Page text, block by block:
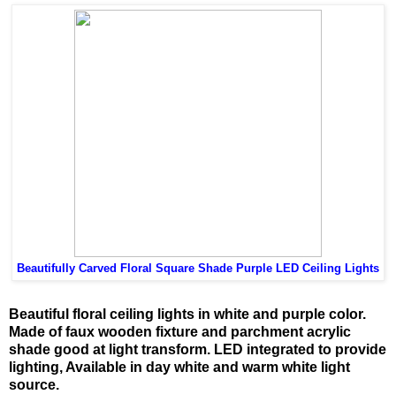
Beautifully Carved Floral Square Shade Purple LED Ceiling Lights
Beautiful floral ceiling lights in white and purple color.
Made of faux wooden fixture and parchment acrylic
shade good at light transform. LED integrated to provide
lighting, Available in day white and warm white light
source.